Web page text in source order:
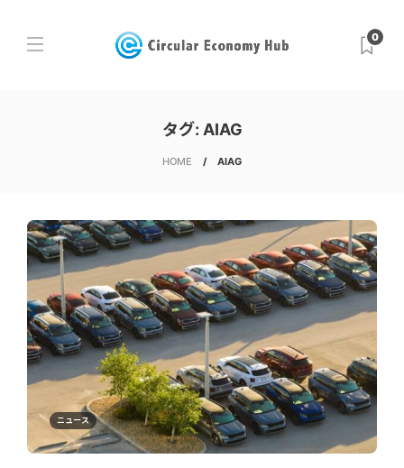
0
タグ: AIAG
HOME AIAG
ニュース